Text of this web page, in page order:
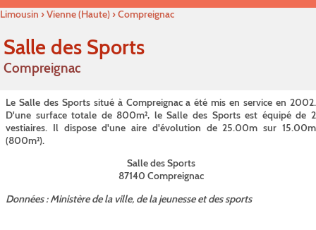
Limousin ›Vienne (Haute)›Compreignac
Salle des Sports
Compreignac
Le Salle des Sports situé à Compreignac a été mis en service en 2002.
D'une surface totale de 800m², le Salle des Sports est équipé de 2
vestiaires. Il dispose d'une aire d'évolution de 25.00m sur 15.00m
(800m²).
Salle des Sports
87140 Compreignac
Données : Ministère de la ville, de la jeunesse et des sports